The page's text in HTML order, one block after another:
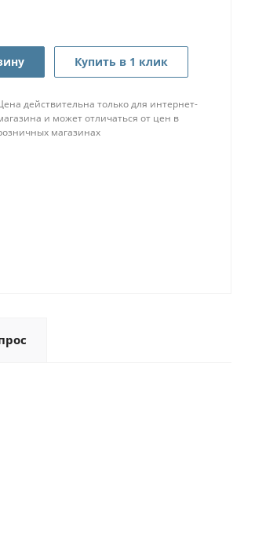
Купить в 1 клик
действительна только для интернет-
и может отличаться от цен в
магазинах